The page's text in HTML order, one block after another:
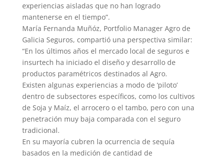
experiencias aisladas que no han logrado
mantenerse en el tiempo”.
María Fernanda Muñóz, Portfolio Manager Agro de
Galicia Seguros, compartió una perspectiva similar:
“En los últimos años el mercado local de seguros e
insurtech ha iniciado el diseño y desarrollo de
productos paramétricos destinados al Agro.
Existen algunas experiencias a modo de ‘piloto’
dentro de subsectores específicos, como los cultivos
de Soja y Maíz, el arrocero o el tambo, pero con una
penetración muy baja comparada con el seguro
tradicional.
En su mayoría cubren la ocurrencia de sequía
basados en la medición de cantidad de